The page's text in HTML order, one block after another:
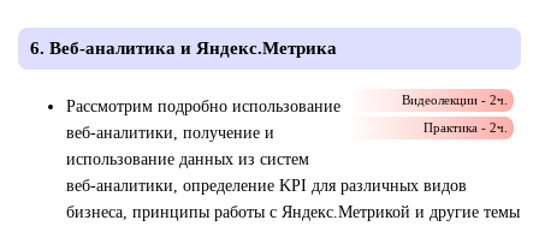
6. Веб-аналитика и Яндекс.Метрика
Видеолекции - 2ч.
Практика - 2ч.
Рассмотрим подробно использование
веб-аналитики, получение и
использование данных из систем
веб-аналитики, определение KPI для различных видов
бизнеса, принципы работы с Яндекс.Метрикой и другие темы